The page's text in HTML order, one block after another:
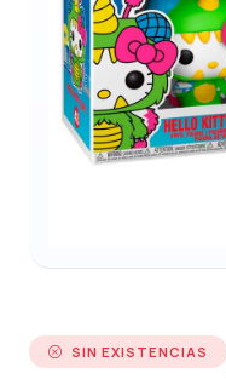
SIN EXISTENCIAS